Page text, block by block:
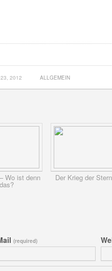
2012 ALLGEMEIN
Wo ist denn
das?
Der Krieg der
(required)